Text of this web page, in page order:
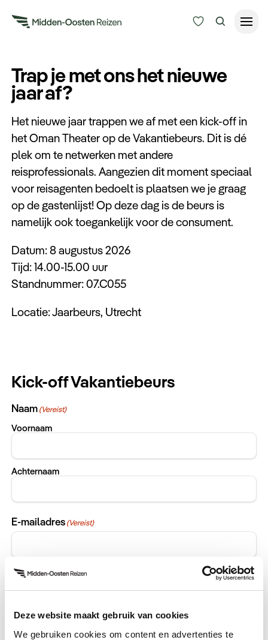
Deze website maakt gebruik van cookies
We gebruiken cookies om content en advertenties te
Type Reizen
Inspiratie
Meer
Budget
Trap je met ons het nieuwe
jaar af?
Het nieuwe jaar trappen we af met een kick-off in
het Oman Theater op de Vakantiebeurs. Dit is dé
plek om te netwerken met andere
reisprofessionals. Aangezien dit moment speciaal
voor reisagenten bedoelt is plaatsen we je graag
op de gastenlijst! Op deze dag is de beurs is
namelijk ook toegankelijk voor de consument.
Datum: 8 augustus 2026
Tijd: 14.00-15.00 uur
Standnummer: 07.C055
Locatie: Jaarbeurs, Utrecht
Kick-off Vakantiebeurs
Naam(Vereist)
Voornaam
Achternaam
E-mailadres(Vereist)
Kunnen we je op de gastenlijst zetten?
Nee ik kom op een ander moment langs